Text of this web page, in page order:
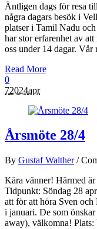
Äntligen dags för resa
några dagars besök i
platser i Tamil Nadu
har stor erfarenhet av
oss under 14 dagar.
Read More
0
72024apr
Årsmöte 28/4
By Gustaf Walther /
Kära vänner! Härmed
Tidpunkt: Söndag 28
att för att höra Sven
i januari. De som
away), välkomna!